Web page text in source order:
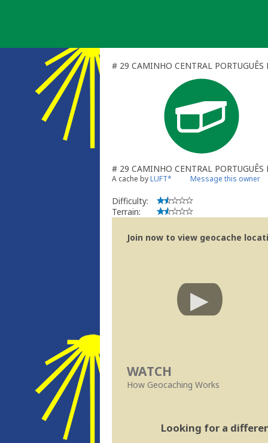
# 29 CAMINHO CENTRAL
# 29 CAMINHO CENTRAL
A cache byLUFT* Message this owner
Difficulty:
Terrain:
Join now to view geocache
WATCH
How Geocaching Works
Looking for a